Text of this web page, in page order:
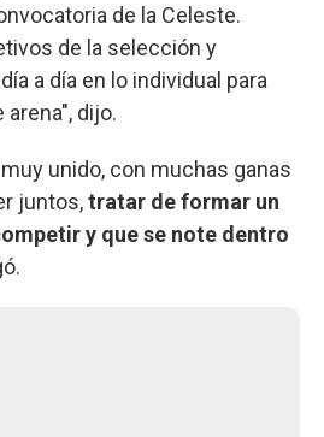
de la Celeste.
de la selección y
a día en lo individual para
dijo.
unido, con muchas ganas
juntos,tratar de formar un
y que se note dentro